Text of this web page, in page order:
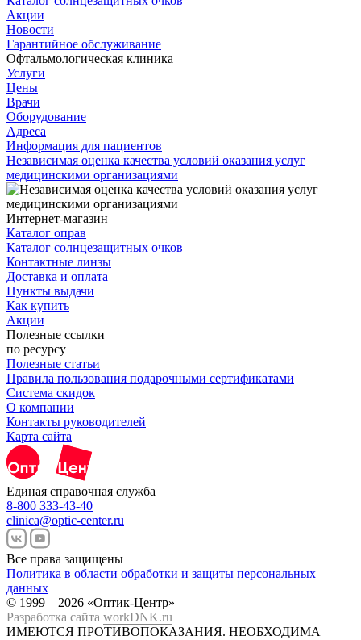
Акции
Новости
Гарантийное обслуживание
Офтальмологическая клиника
Услуги
Цены
Врачи
Оборудование
Адреса
Информация для пациентов
Независимая оценка качества условий оказания услуг
медицинскими организациями
Интернет-магазин
Каталог оправ
Каталог солнцезащитных очков
Контактные линзы
Доставка и оплата
Пункты выдачи
Как купить
Акции
Полезные ссылки
по ресурсу
Полезные статьи
Правила пользования подарочными сертификатами
Система скидок
О компании
Контакты руководителей
Карта сайта
Единая справочная служба
8-800 333-43-40
clinica@optic-center.ru
Все права защищены
Политика в области обработки и защиты персональных
данных
© 1999 – 2026 «Оптик-Центр»
Разработка сайта workDNK.ru
ИМЕЮТСЯ ПРОТИВОПОКАЗАНИЯ. НЕОБХОДИМА